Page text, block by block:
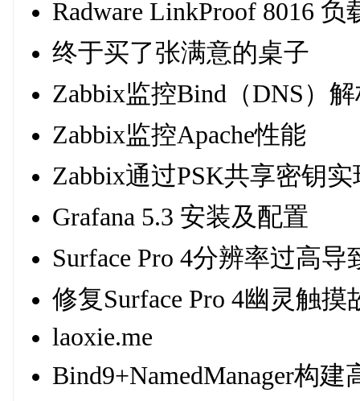
Radware LinkProof 8016
终于买了张满意的桌子
Zabbix监控Bind（DNS）
Zabbix监控Apache性能
Zabbix通过PSK共享密钥
Grafana 5.3 安装及配置
Surface Pro 4分辨率过高
修复Surface Pro 4幽灵触摸
laoxie.me
Bind9+NamedManager构